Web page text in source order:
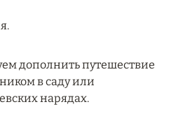
NEIGES
дополнить путешествие
в саду или
нарядах.